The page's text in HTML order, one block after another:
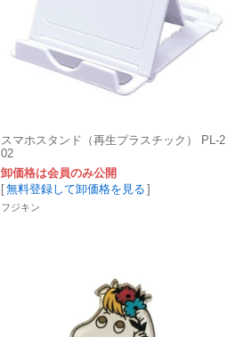
スマホスタンド（再生プラスチック） PL-2
02
卸価格は会員のみ公開
[無料登録して卸価格を見る ]
フジキン